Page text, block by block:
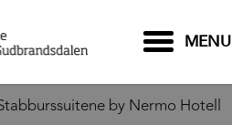
MENU
by Nermo Hotell